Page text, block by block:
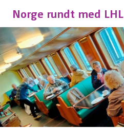
Norge rundt med LHL